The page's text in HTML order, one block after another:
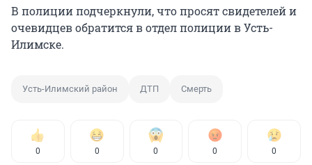
В полиции подчеркнули, что просят свидетелей и
очевидцев обратится в отдел полиции в Усть-
Илимске.
Усть-Илимский район ДТП Смерть
0 0 0 0 0